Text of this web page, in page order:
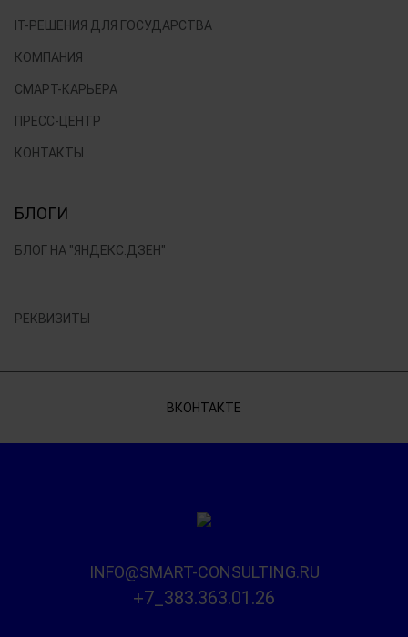
INFO@SMART-CONSULTING.RU
+7_383.363.01.26
IT-РЕШЕНИЯ ДЛЯ ГОСУДАРСТВА
КОМПАНИЯ
СМАРТ-КАРЬЕРА
ПРЕСС-ЦЕНТР
КОНТАКТЫ
БЛОГИ
БЛОГ НА "ЯНДЕКС.ДЗЕН"
РЕКВИЗИТЫ
ВКОНТАКТЕ